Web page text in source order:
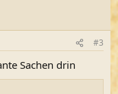
#3
Sachen drin